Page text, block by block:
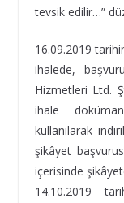
tevsik edilir…”
16.09.2019
ihalede,
Hizmetleri Ltd.
ihale
kullanılarak
şikâyet
içerisinde
14.10.2019